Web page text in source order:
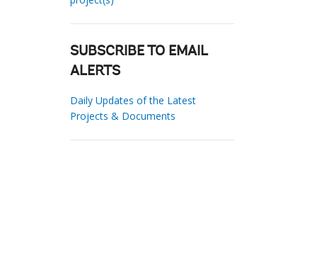
SUBSCRIBE TO EMAIL
ALERTS
Daily Updates of the Latest
Projects & Documents